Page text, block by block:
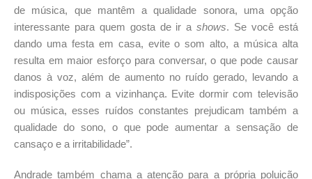
de música, que mantêm a qualidade sonora, uma opção
interessante para quem gosta de ir ashows. Se você está
dando uma festa em casa, evite o som alto, a música alta
resulta em maior esforço para conversar, o que pode causar
danos à voz, além de aumento no ruído gerado, levando a
indisposições com a vizinhança. Evite dormir com televisão
ou música, esses ruídos constantes prejudicam também a
qualidade do sono, o que pode aumentar a sensação de
cansaço e a irritabilidade”.
Andrade também chama a atenção para a própria poluição